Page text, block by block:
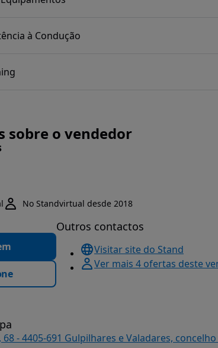
à Condução
sobre o vendedor
No Standvirtual desde 2018
Outros contactos
Visitar site do Stand
Ver mais 4 ofertas deste
- 4405-691 Gulpilhares e Valadares,